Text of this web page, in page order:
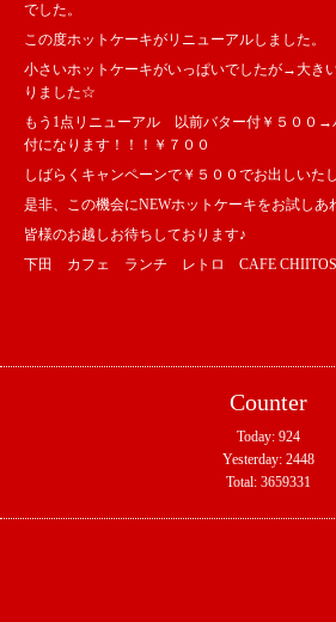
でした。
この度ホットケーキがリニューアルしました。
小さいホットケーキがいっぱいでしたが→大き
りました☆
もう1点リニューアル 以前バター付￥５００→
付になります！！！￥７００
しばらくキャンペーンで￥５００でお出しいた
是非、この機会にNEWホットケーキをお試しあ
皆様のお越しお待ちしております♪
下田 カフェ ランチ レトロ CAFE
Counter
Today: 924
Yesterday: 2448
Total: 3659331